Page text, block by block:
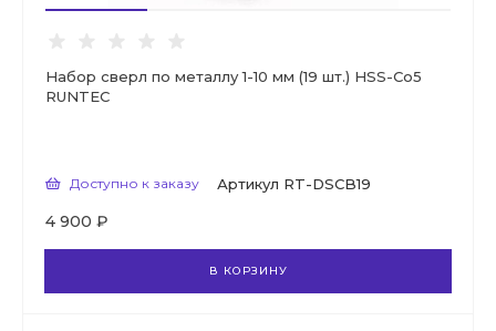
Набор сверл по металлу 1-10 мм (19 шт.) HSS-Co5
RUNTEC
Доступно к заказу Артикул RT-DSCB19
4 900 ₽
В КОРЗИНУ